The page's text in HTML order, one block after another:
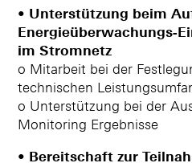
• Unterstützung beim
Energieüberwachungs-
im Stromnetz
o Mitarbeit bei der
technischen
o Unterstützung bei der
Monitoring Ergebnisse
• Bereitschaft zur